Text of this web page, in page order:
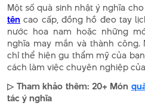
Một số quà sinh nhật ý nghĩa
tên cao cấp, đồng hồ đeo tay
nước hoa nam hoặc những
nghĩa may mắn và thành
chỉ thể hiện gu thẩm mỹ của
cách làm việc chuyên nghiệp
▷ Tham khảo thêm: 20+ Món
tác ý nghĩa